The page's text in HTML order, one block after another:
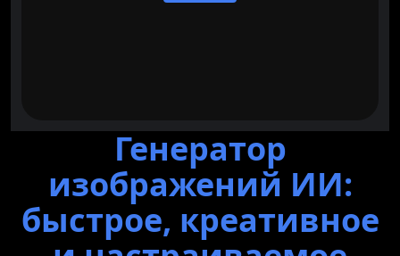
Генератор
изображений ИИ:
быстрое, креативное